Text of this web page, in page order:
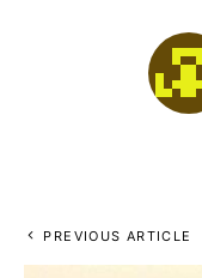
PREVIOUS ARTICLE